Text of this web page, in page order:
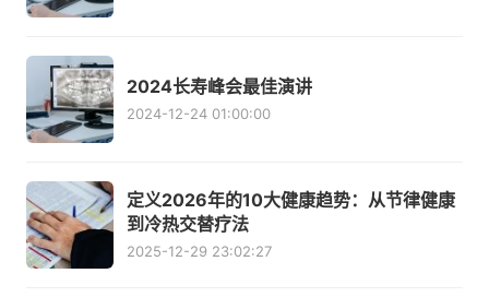
2024长寿峰会最佳演讲
2024-12-24 01:00:00
定义2026年的10大健康趋势：从节律健康
到冷热交替疗法
2025-12-29 23:02:27